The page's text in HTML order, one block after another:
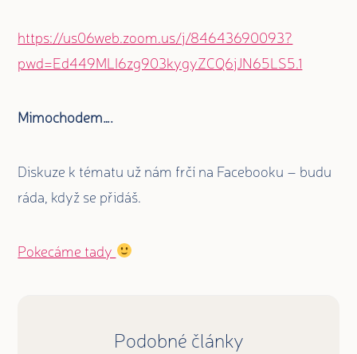
https://us06web.zoom.us/j/84643690093?
pwd=Ed449MLI6zg903kygyZCQ6jJN65LS5.1
Mimochodem….
Diskuze k tématu už nám frčí na Facebooku – budu
ráda, když se přidáš.
Pokecáme tady
Podobné články